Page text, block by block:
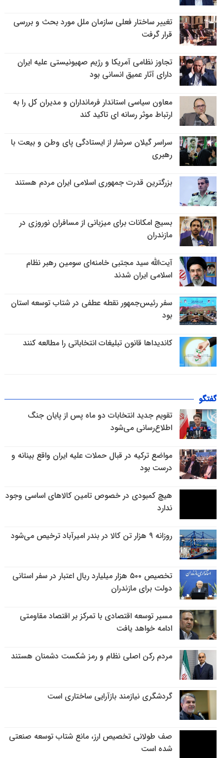
تغییر ساختار فعلی سازمان ملل مورد بحث و بررسی
قرار گرفت
تجاوز نظامی آمریکا و رژیم صهیونیستی علیه ایران
دارای آثار عمیق انسانی بود
معاون سیاسی استاندار فرمانداران و مدیران کل را به
ارتباط موثر رسانه ای تاکید کند
سراسر گیلان سرشار از ایستادگی پای وطن و بیعت با
رهبری
بزرگترین قدرت جمهوری اسلامی ایران مردم هستند
بسیج امکانات برای میزبانی از مسافران نوروزی در
مازندران
آیت‌الله سید مجتبی خامنه‌ای سومین رهبر نظام
اسلامی ایران شدند
سفر رئیس‌جمهور نقطه عطفی در شتاب توسعه استان
بود
کاندیداها قانون تبلیغات انتخاباتی را مطالعه کنند
گفتگو
تقویم جدید انتخابات دو ماه پس از پایان جنگ
اطلاع‌رسانی می‌شود
مواضع ترکیه در قبال حملات علیه ایران واقع بینانه و
درست بود
هیچ کمبودی در خصوص تامین کالاهای اساسی وجود
ندارد
روزانه ۹ هزار تن کالا در بندر امیرآباد ترخیص می‌شود
تخصیص ۵۰۰ هزار میلیارد ریال اعتبار در سفر استانی
دولت برای مازندران
مسیر توسعه اقتصادی با تمرکز بر اقتصاد مقاومتی
ادامه خواهد یافت
مردم رکن اصلی نظام و رمز شکست دشمنان هستند
گردشگری نیازمند بازآرایی ساختاری است
صف طولانی تخصیص ارز، مانع شتاب توسعه صنعتی
شده است